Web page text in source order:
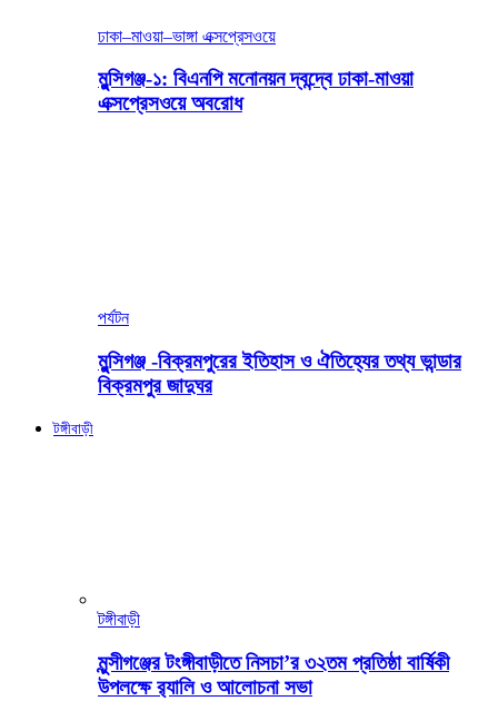
ঢাকা–মাওয়া–ভাঙ্গা এক্সপ্রেসওয়ে
মুন্সিগঞ্জ-১: বিএনপি মনোনয়ন দ্বন্দ্বে ঢাকা-মাওয়া
এক্সপ্রেসওয়ে অবরোধ
পর্যটন
মুন্সিগঞ্জ -বিক্রমপুরের ইতিহাস ও ঐতিহ্যের তথ্য ভান্ডার
বিক্রমপুর জাদুঘর
টঙ্গীবাড়ী
টঙ্গীবাড়ী
মুন্সীগঞ্জের টংঙ্গীবাড়ীতে নিসচা’র ৩২তম প্রতিষ্ঠা বার্ষিকী
উপলক্ষে র‍্যালি ও আলোচনা সভা